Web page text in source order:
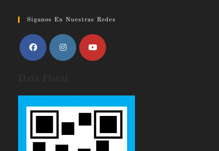
Siganos En Nuestras Redes